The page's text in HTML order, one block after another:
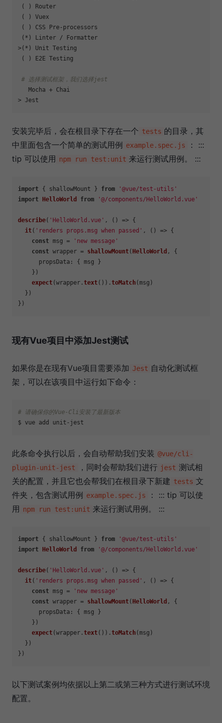
( ) Router
( ) Vuex
( ) CSS Pre-processors
(*) Linter / Formatter
>(*) Unit Testing
( ) E2E Testing
# 选择测试框架，我们选择jest
   Mocha + Chai
安装完毕后，会在根目录下存在一个 tests 的目录，其
中里面包含一个简单的测试用例 example.spec.js
： :::
tip 可以使用 npm run test:unit 来运行测试用例。 :::
import { shallowMount } from
'@vue/test-utils'
import
HelloWorld from '@/components/HelloWorld.vue'
describe( 'HelloWorld.vue' , () => {
it( 'renders props.msg when passed' , () => {
const msg =
'new message'
const wrapper = shallowMount( HelloWorld , {
propsData : { msg }
    })
expect(wrapper.text()).toMatch(msg)
  })
现有Vue项目中添加Jest测试
如果你是在现有Vue项目需要添加 Jest 自动化测试框
架，可以在该项目中运行如下命令：
# 请确保你的Vue-Cli安装了最新版本
此条命令执行以后，会自动帮助我们安装 @vue/cli-
plugin-unit-jest
，同时会帮助我们进行 jest 测试相
关的配置，并且它也会帮我们在根目录下新建 tests 文
件夹，包含测试用例 example.spec.js
： ::: tip 可以使
用 npm run test:unit 来运行测试用例。 :::
import { shallowMount } from
'@vue/test-utils'
import
HelloWorld from '@/components/HelloWorld.vue'
describe( 'HelloWorld.vue' , () => {
it( 'renders props.msg when passed' , () => {
const msg =
'new message'
const wrapper = shallowMount( HelloWorld , {
propsData : { msg }
    })
expect(wrapper.text()).toMatch(msg)
  })
以下测试案例均依据以上第二或第三种方式进行测试环境
配置。